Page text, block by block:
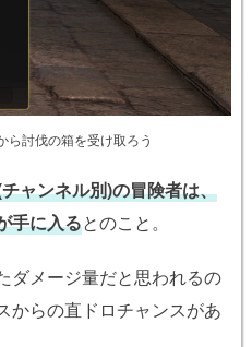
ら討伐の箱を受け取ろう
ャンネル別)の冒険者は、
手に入るとのこと。
ダメージ量だと思われるの
からの直ドロチャンスがあ